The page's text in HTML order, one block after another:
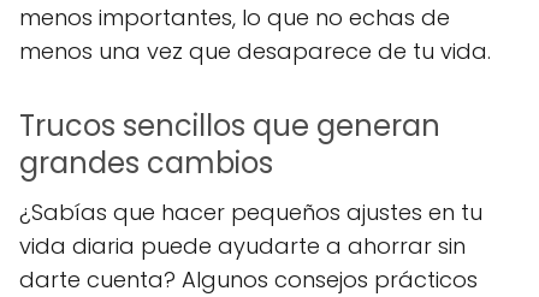
menos importantes, lo que no echas de
menos una vez que desaparece de tu vida.
Trucos sencillos que generan
grandes cambios
¿Sabías que hacer pequeños ajustes en tu
vida diaria puede ayudarte a ahorrar sin
darte cuenta? Algunos consejos prácticos